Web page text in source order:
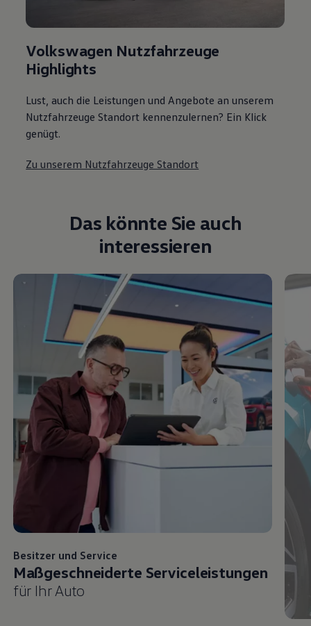
Volkswagen Nutzfahrzeuge
Highlights
Lust, auch die Leistungen und Angebote an unserem
Nutzfahrzeuge Standort kennenzulernen? Ein Klick
genügt.
Zu unserem Nutzfahrzeuge Standort
Das könnte Sie auch
interessieren
Besitzer und Service
Maßgeschneiderte Serviceleistungen
für Ihr Auto